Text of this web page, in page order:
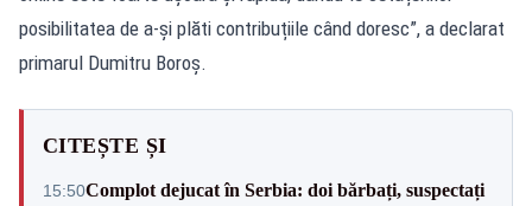
posibilitatea de a-și plăti contribuțiile când doresc”, a declarat
primarul Dumitru Boroș.
CITEȘTE ȘI
15:50Complot dejucat în Serbia: doi bărbați, suspectați